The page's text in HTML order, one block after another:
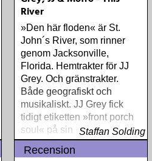
River
»Den här floden« är St.
John´s River, som rinner
genom Jacksonville,
Florida. Hemtrakter för JJ
Grey. Och gränstrakter.
Både geografiskt och
musikaliskt. JJ Grey fick
tidigt etiketten »front porch
soul« på sin musik och blev
även något av en
»backwoods«-personlighet
Staffan Solding
Recension